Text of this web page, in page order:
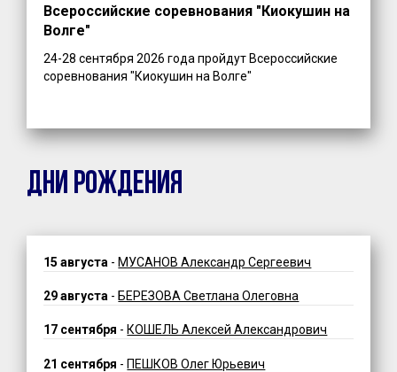
Всероссийские соревнования "Киокушин на
Волге"
24-28 сентября 2026 года пройдут Всероссийские
соревнования "Киокушин на Волге"
ДНИ РОЖДЕНИЯ
15 августа -МУСАНОВ Александр Сергеевич
29 августа - БЕРЕЗОВА Светлана Олеговна
17 сентября - КОШЕЛЬ Алексей Александрович
21 сентября - ПЕШКОВ Олег Юрьевич